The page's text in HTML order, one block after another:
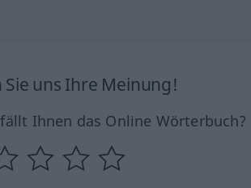
Sie uns Ihre Meinung!
Ihnen das Online Wörterbuch?